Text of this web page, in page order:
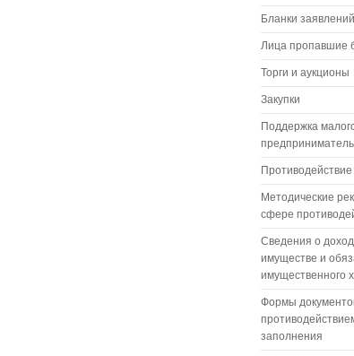
Бланки заявлений
Лица пропавшие
Торги и аукционы
Закупки
Поддержка
Методические
сфере
Сведения о
имуществе и
имущественного
Формы
заполнения